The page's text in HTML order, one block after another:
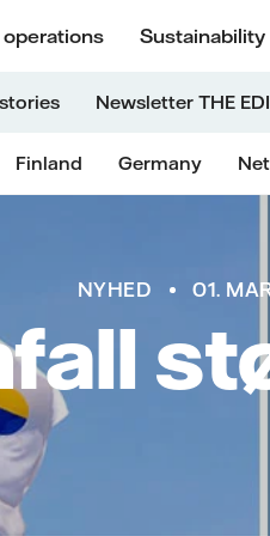
operations Sustainability
Newsletter THE
Finland Germany
NYHED 01.